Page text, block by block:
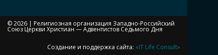
© 2026 | Религиозная организация Западно-Российский
Союз Церкви Христиан — Адвентистов Седьмого Дня
Создание и поддержка сайта: «IT Life Consult»